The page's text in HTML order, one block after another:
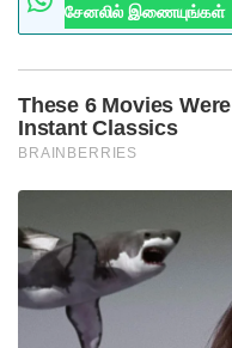
சேனலில் இணையுங்கள்